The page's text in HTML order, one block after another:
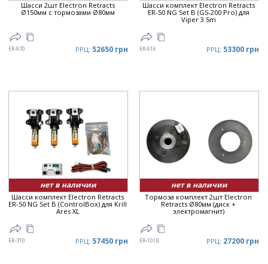
Шасси 2шт Electron Retracts
Ø150мм с тормозами Ø80мм
ER-970 РРЦ: 52650 грн
Шасси комплект Electron Retracts
ER-50 NG Set B (GS-200 Pro) для
Viper 3.5m
ER-916 РРЦ: 53300 грн
нет в наличии
Шасси комплект Electron Retracts
ER-50 NG Set B (ControlBox) для Krill
Ares XL
ER-310 РРЦ: 57450 грн
нет в наличии
Тормоза комплект 2шт Electron
Retracts Ø80мм (диск +
электромагнит)
ER-1018 РРЦ: 27200 грн